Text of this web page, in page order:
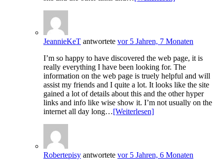
JeannieKeT antwortete vor 5 Jahren, 7 Monaten
I’m so happy to have discovered the web page, it is
really everything I have been looking for. The
information on the web page is truely helpful and will
assist my friends and I quite a lot. It looks like the site
gained a lot of details about this and the other hyper
links and info like wise show it. I’m not usually on the
internet all day long…[Weiterlesen]
Robertepisy antwortete vor 5 Jahren, 6 Monaten